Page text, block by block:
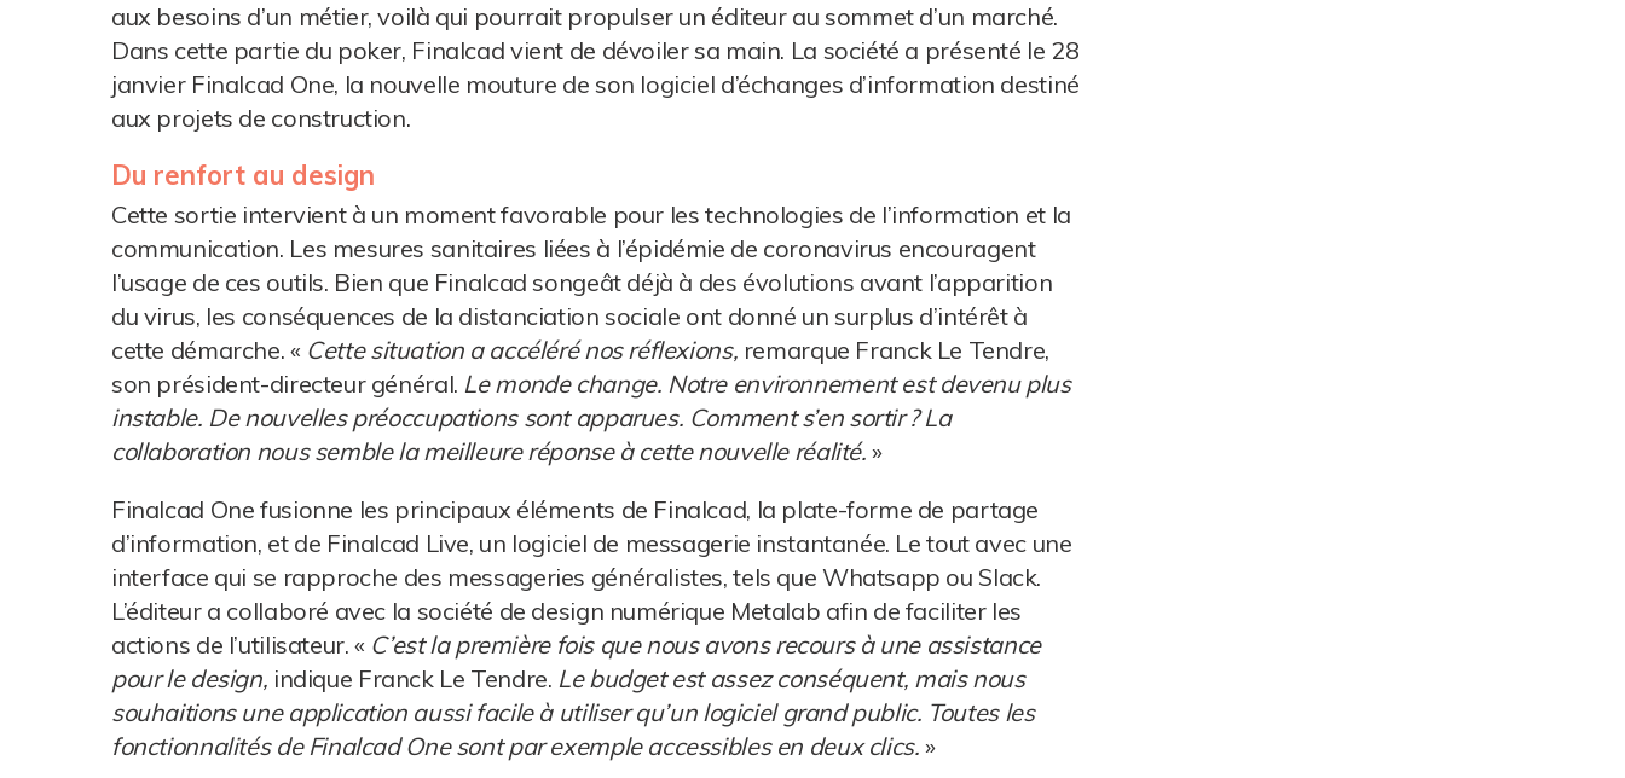
aux besoins d’un métier, voilà qui pourrait propulser un éditeur au sommet d’un marché.
Dans cette partie du poker, Finalcad vient de dévoiler sa main. La société a présenté le 28
janvier Finalcad One, la nouvelle mouture de son logiciel d’échanges d’information destiné
aux projets de construction.
Du renfort au design
Cette sortie intervient à un moment favorable pour les technologies de l’information et la
communication. Les mesures sanitaires liées à l’épidémie de coronavirus encouragent
l’usage de ces outils. Bien que Finalcad songeât déjà à des évolutions avant l’apparition
du virus, les conséquences de la distanciation sociale ont donné un surplus d’intérêt à
cette démarche. « Cette situation a accéléré nos réflexions, remarque Franck Le Tendre,
son président-directeur général. Le monde change. Notre environnement est devenu plus
instable. De nouvelles préoccupations sont apparues. Comment s’en sortir ? La
collaboration nous semble la meilleure réponse à cette nouvelle réalité. »
Finalcad One fusionne les principaux éléments de Finalcad, la plate-forme de partage
d’information, et de Finalcad Live, un logiciel de messagerie instantanée. Le tout avec une
interface qui se rapproche des messageries généralistes, tels que Whatsapp ou Slack.
L’éditeur a collaboré avec la société de design numérique Metalab afin de faciliter les
actions de l’utilisateur. « C’est la première fois que nous avons recours à une assistance
pour le design, indique Franck Le Tendre. Le budget est assez conséquent, mais nous
souhaitions une application aussi facile à utiliser qu’un logiciel grand public. Toutes les
fonctionnalités de Finalcad One sont par exemple accessibles en deux clics. »